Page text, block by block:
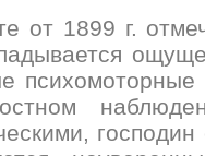
от 1899 г.